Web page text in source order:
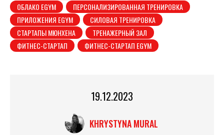
ОБЛАКО EGYM
ПЕРСОНАЛИЗИРОВАННАЯ ТРЕНИРОВКА
ПРИЛОЖЕНИЯ EGYM
СИЛОВАЯ ТРЕНИРОВКА
СТАРТАПЫ МЮНХЕНА
ТРЕНАЖЕРНЫЙ ЗАЛ
ФИТНЕС-СТАРТАП
ФИТНЕС-СТАРТАП EGYM
19.12.2023
KHRYSTYNA MURAL